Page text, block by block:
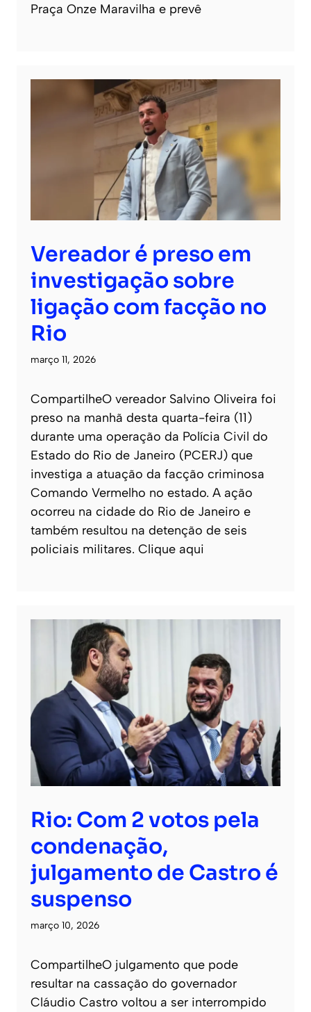
Praça Onze Maravilha e prevê
Vereador é preso em
investigação sobre
ligação com facção no
Rio
março 11, 2026
CompartilheO vereador Salvino Oliveira foi
preso na manhã desta quarta-feira (11)
durante uma operação da Polícia Civil do
Estado do Rio de Janeiro (PCERJ) que
investiga a atuação da facção criminosa
Comando Vermelho no estado. A ação
ocorreu na cidade do Rio de Janeiro e
também resultou na detenção de seis
policiais militares. Clique aqui
Rio: Com 2 votos pela
condenação,
julgamento de Castro é
suspenso
março 10, 2026
CompartilheO julgamento que pode
resultar na cassação do governador
Cláudio Castro voltou a ser interrompido